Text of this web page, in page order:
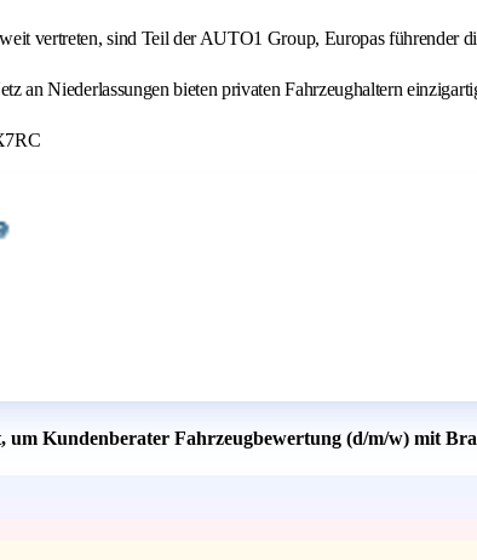
vertreten, sind Teil der AUTO1 Group, Europas führender
an Niederlassungen bieten privaten Fahrzeughaltern
um Kundenberater Fahrzeugbewertung (d/m/w) mit